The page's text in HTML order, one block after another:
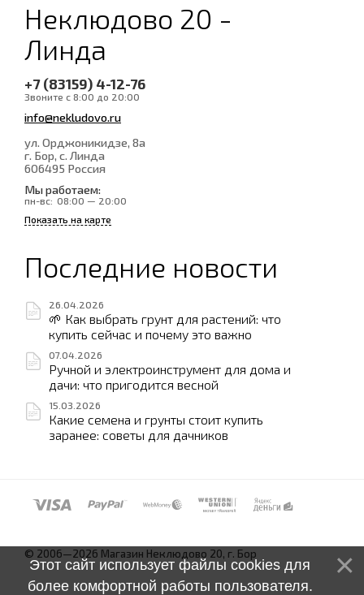
Неклюдово 20 -
Линда
+7 (83159) 4-12-76
Звоните с 8:00 до 20:00
info@nekludovo.ru
ул. Орджоникидзе, 8а
г. Бор, с. Линда
606495 Россия
Мы работаем:
пн-вс: 08:00 — 20:00
Показать на карте
Последние новости
26.04.2026
🌱 Как выбрать грунт для растений: что
купить сейчас и почему это важно
07.04.2026
Ручной и электроинструмент для дома и
дачи: что пригодится весной
15.03.2026
Какие семена и грунты стоит купить
заранее: советы для дачников
© 2006—2026 Магазин Неклюдово 20, г. Бор
Этот сайт использует файлы cookies для
более комфортной работы пользователя.